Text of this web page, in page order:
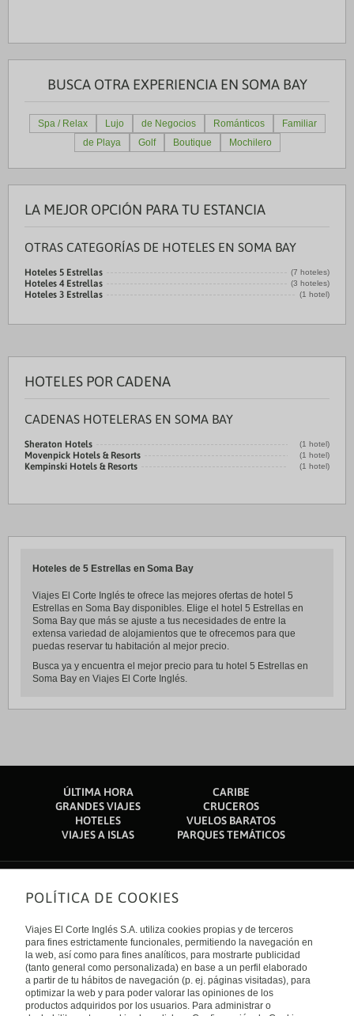
BUSCA OTRA EXPERIENCIA EN SOMA BAY
Spa / Relax Lujo de Negocios Románticos
Familiar
de Playa
Golf Boutique Mochilero
LA MEJOR OPCIÓN PARA TU ESTANCIA
OTRAS CATEGORÍAS DE HOTELES EN SOMA BAY
Hoteles 5 Estrellas (7 hoteles)
Hoteles 4 Estrellas (3 hoteles)
Hoteles 3 Estrellas (1 hotel)
HOTELES POR CADENA
CADENAS HOTELERAS EN SOMA BAY
Sheraton Hotels (1 hotel)
Movenpick Hotels & Resorts (1 hotel)
Kempinski Hotels & Resorts (1 hotel)
Hoteles de 5 Estrellas en Soma Bay
Viajes El Corte Inglés te ofrece las mejores ofertas de hotel 5
Estrellas en Soma Bay disponibles. Elige el hotel 5 Estrellas en
Soma Bay que más se ajuste a tus necesidades de entre la
extensa variedad de alojamientos que te ofrecemos para que
puedas reservar tu habitación al mejor precio.
Busca ya y encuentra el mejor precio para tu hotel 5 Estrellas en
Soma Bay en Viajes El Corte Inglés.
ÚLTIMA HORA
CARIBE
GRANDES VIAJES
CRUCEROS
HOTELES
VUELOS BARATOS
VIAJES A ISLAS
PARQUES TEMÁTICOS
Sobre nosotros
Quiénes somos
Financiación
Sostenibilidad
Turismo accesible
Tarjeta El Corte Inglés
Trabaja con nosotros
El Corte Inglés
Canal Ético
Enlaces de interés
Guías de viaje
Catálogos
Auto check-in
Condiciones Generales
Internacional
POLÍTICA DE COOKIES
Viajes El Corte Inglés S.A. utiliza cookies propias y de terceros
para fines estrictamente funcionales, permitiendo la navegación en
la web, así como para fines analíticos, para mostrarte publicidad
(tanto general como personalizada) en base a un perfil elaborado
a partir de tu hábitos de navegación (p. ej. páginas visitadas), para
optimizar la web y para poder valorar las opiniones de los
productos adquiridos por los usuarios. Para administrar o